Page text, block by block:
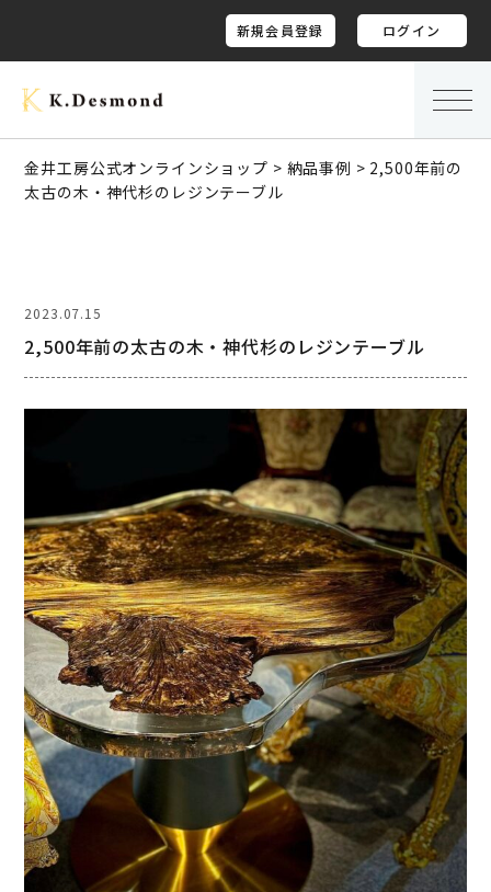
新規会員登録 ログイン
金井工房公式オンラインショップ > 納品事例 > 2,500年前の
太古の木・神代杉のレジンテーブル
2023.07.15
2,500年前の太古の木・神代杉のレジンテーブル